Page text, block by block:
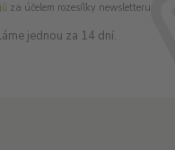
za účelem rozesílky newsletteru.
jednou za 14 dní.